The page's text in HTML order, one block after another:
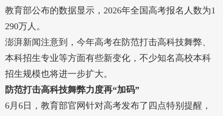
教育部公布的数据显示，2026年全国高考报名人数为1
290万人。
澎湃新闻注意到，今年高考在防范打击高科技舞弊、
本科招生专业等方面有些新变化，不少知名高校本科
招生规模也将进一步扩大。
防范打击高科技舞弊力度再“加码”
6月6日，教育部官网针对高考发布了四点特别提醒，